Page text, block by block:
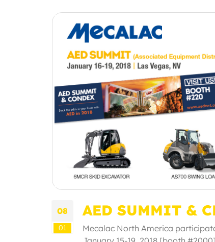
08
01
AED SUMMIT &
Mecalac North America